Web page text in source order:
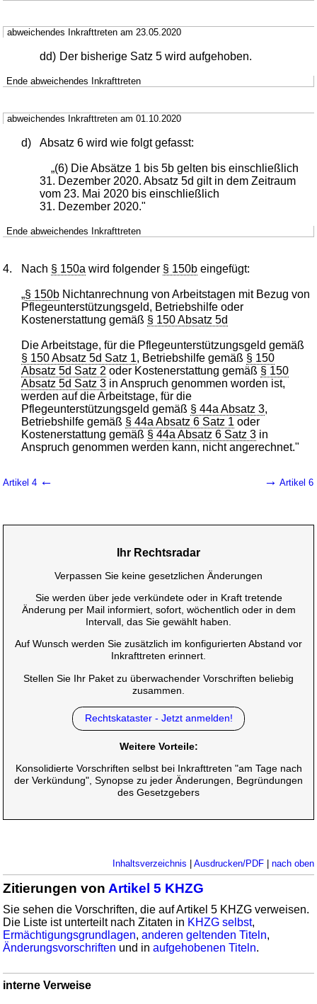
abweichendes Inkrafttreten am 23.05.2020
dd) Der bisherige Satz 5 wird aufgehoben.
Ende abweichendes Inkrafttreten
abweichendes Inkrafttreten am 01.10.2020
d) Absatz 6 wird wie folgt gefasst:
„(6) Die Absätze 1 bis 5b gelten bis einschließlich
31. Dezember 2020. Absatz 5d gilt in dem Zeitraum
vom 23. Mai 2020 bis einschließlich
31. Dezember 2020."
Ende abweichendes Inkrafttreten
4. Nach § 150a wird folgender § 150b eingefügt:
„§ 150b Nichtanrechnung von Arbeitstagen mit Bezug von
Pflegeunterstützungsgeld, Betriebshilfe oder
Kostenerstattung gemäß § 150 Absatz 5d
Die Arbeitstage, für die Pflegeunterstützungsgeld gemäß
§ 150 Absatz 5d Satz 1, Betriebshilfe gemäß § 150
Absatz 5d Satz 2 oder Kostenerstattung gemäß § 150
Absatz 5d Satz 3 in Anspruch genommen worden ist,
werden auf die Arbeitstage, für die
Pflegeunterstützungsgeld gemäß § 44a Absatz 3,
Betriebshilfe gemäß § 44a Absatz 6 Satz 1 oder
Kostenerstattung gemäß § 44a Absatz 6 Satz 3 in
Anspruch genommen werden kann, nicht angerechnet."
Artikel 4 ← → Artikel 6
Ihr Rechtsradar
Verpassen Sie keine gesetzlichen Änderungen
Sie werden über jede verkündete oder in Kraft tretende
Änderung per Mail informiert, sofort, wöchentlich oder in dem
Intervall, das Sie gewählt haben.
Auf Wunsch werden Sie zusätzlich im konfigurierten Abstand vor
Inkrafttreten erinnert.
Stellen Sie Ihr Paket zu überwachender Vorschriften beliebig
zusammen.
Rechtskataster - Jetzt anmelden!
Weitere Vorteile:
Konsolidierte Vorschriften selbst bei Inkrafttreten "am Tage nach
der Verkündung", Synopse zu jeder Änderungen, Begründungen
des Gesetzgebers
Inhaltsverzeichnis Ausdrucken/PDF| nach oben
Zitierungen von Artikel 5 KHZG
Sie sehen die Vorschriften, die auf Artikel 5 KHZG verweisen.
Die Liste ist unterteilt nach Zitaten in KHZG selbst,
Ermächtigungsgrundlagen,anderen geltenden Titeln,
Änderungsvorschriften und inaufgehobenen Titeln.
interne Verweise